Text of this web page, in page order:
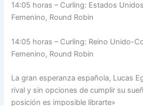
14:05 horas – Curling: Estados
Femenino, Round Robin
14:05 horas – Curling: Reino Unido-
Femenino, Round Robin
La gran esperanza española, Lucas
rival y sin opciones de cumplir su
posición es imposible librarte»